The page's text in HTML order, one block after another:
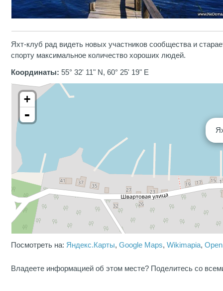
Яхт-клуб рад видеть новых участников сообщества и
спорту максимальное количество хороших людей.
Координаты: 55° 32' 11" N, 60° 25' 19" E
+
-
Посмотреть на: Яндекс.Карты,Google Maps,Wikimapia,
Владеете информацией об этом месте? Поделитесь со